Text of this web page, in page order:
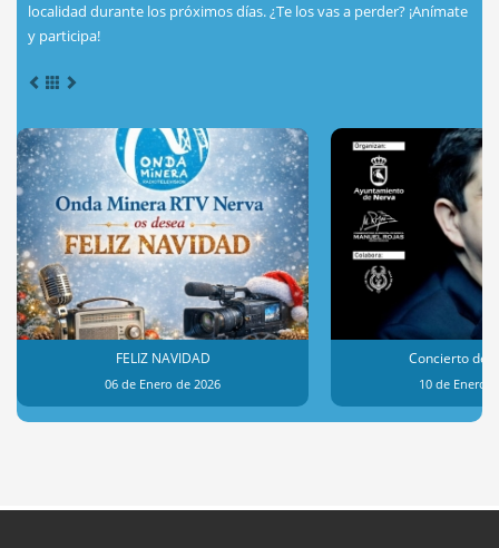
localidad durante los próximos días. ¿Te los vas a perder? ¡Anímate
y participa!
FELIZ NAVIDAD
06 de Enero de 2026
Concierto de
10 de Enero